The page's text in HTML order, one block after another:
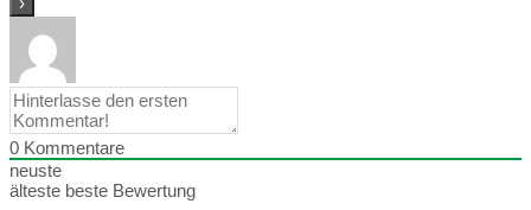
0 Kommentare
neuste
älteste beste Bewertung